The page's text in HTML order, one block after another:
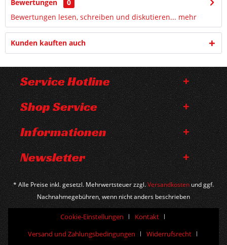
Bewertungen
0
Bewertungen lesen, schreiben und diskutieren... mehr
Kunden kauften auch
Service Hotline
Shop Service
Informationen
Newsletter
* Alle Preise inkl. gesetzl. Mehrwertsteuer zzgl.Versandkosten und ggf.
Nachnahmegebühren, wenn nicht anders beschrieben
Cookie-Einstellungen
Kontakt
Versand und Zahlungsbedingungen
Widerrufsrecht